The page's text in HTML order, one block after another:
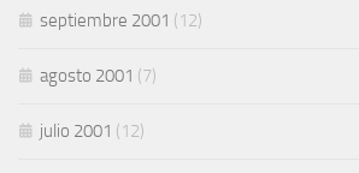
septiembre 2001 (12)
agosto 2001 (7)
julio 2001 (12)